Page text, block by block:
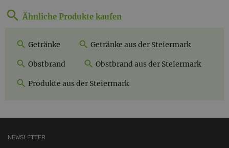
Ähnliche Produkte kaufen
Getränke Getränke aus der Steiermark
Obstbrand Obstbrand aus der Steiermark
Produkte aus der Steiermark
NEWSLETTER